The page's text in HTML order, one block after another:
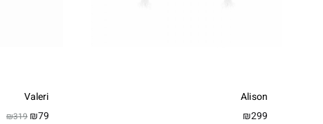
Alison
₪299
Valeri
₪79
₪319